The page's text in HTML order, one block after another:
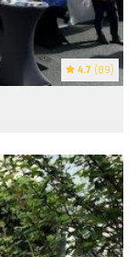
4.7 (89)